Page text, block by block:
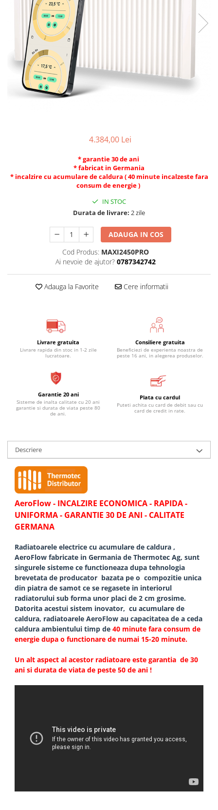
4.384,00 Lei
* garantie 30 de ani
* fabricat in Germania
* incalzire cu acumulare de caldura ( 40 minute incalzeste fara
consum de energie )
IN STOC
Durata de livrare: 2 zile
ADAUGA IN COS
Cod Produs: MAXI2450PRO
Ai nevoie de ajutor? 0787342742
Adauga la Favorite Cere informatii
Livrare gratuita
Livrare rapida din stoc in 1-2 zile
lucratoare.
Consiliere gratuita
Beneficiezi de experienta noastra de
peste 16 ani, in alegerea produselor.
Garantie 20 ani
Sisteme de inalta calitate cu 20 ani
garantie si durata de viata peste 80
de ani.
Plata cu cardul
Puteti achita cu card de debit sau cu
card de credit in rate.
Descriere
AeroFlow - INCALZIRE ECONOMICA - RAPIDA -
UNIFORMA - GARANTIE 30 DE ANI - CALITATE
GERMANA
Radiatoarele electrice cu acumulare de caldura ,
AeroFlow fabricate in Germania de Thermotec Ag, sunt
singurele sisteme ce functioneaza dupa tehnologia
brevetata de producator bazata pe o compozitie unica
din piatra de samot ce se regasete in interiorul
radiatorului sub forma unor placi de 2 cm grosime.
Datorita acestui sistem inovator, cu acumulare de
caldura, radiatoarele AeroFlow au capacitatea de a ceda
caldura ambientului timp de 40 minute fara consum de
energie dupa o functionare de numai 15-20 minute.
Un alt aspect al acestor radiatoare este garantia de 30
ani si durata de viata de peste 50 de ani !